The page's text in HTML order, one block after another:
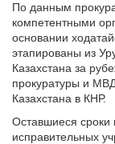
По данным
компетентными
основании
этапированы из
Казахстана за
прокуратуры и
Казахстана в КНР.
Оставшиеся сроки
исправительных